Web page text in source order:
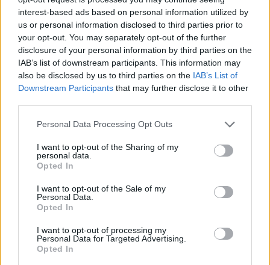
interest-based ads based on personal information utilized by
us or personal information disclosed to third parties prior to
your opt-out. You may separately opt-out of the further
disclosure of your personal information by third parties on the
IAB’s list of downstream participants. This information may
also be disclosed by us to third parties on the IAB’s List of
Downstream Participants that may further disclose it to other
Personal Data Processing Opt Outs
I want to opt-out of the Sharing of my
personal data.
Opted In
I want to opt-out of the Sale of my
Personal Data.
Opted In
I want to opt-out of processing my
Personal Data for Targeted Advertising.
Opted In
Praha 12Generála Šišky
Praha 14Teplárenská 5
Praha 19Jilemnická
Praha 20Chvalkovická 3
Praha 21Podnikatelská
Suchdol Suchdolská